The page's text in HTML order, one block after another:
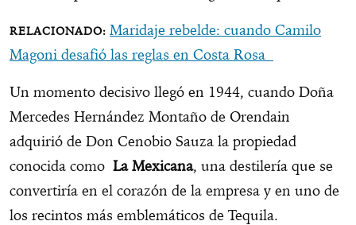
Maridaje rebelde: cuando Camilo
Magoni desafió las reglas en Costa Rosa
Un momento decisivo llegó en 1944, cuando Doña
Mercedes Hernández Montaño de Orendain
adquirió de Don Cenobio Sauza la propiedad
conocida como La Mexicana, una destilería que se
convertiría en el corazón de la empresa y en uno de
los recintos más emblemáticos de Tequila.